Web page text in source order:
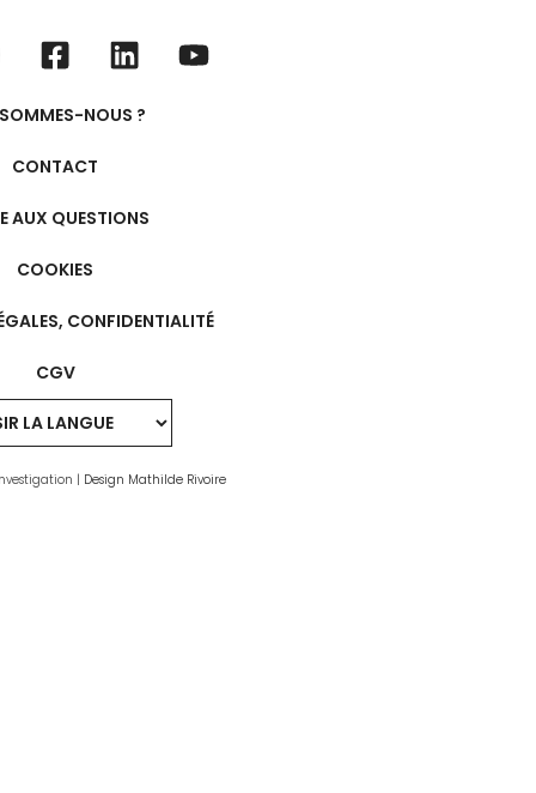
NOUS ?
CONTACT
AUX QUESTIONS
COOKIES
CONFIDENTIALITÉ
CGV
| Design Mathilde Rivoire